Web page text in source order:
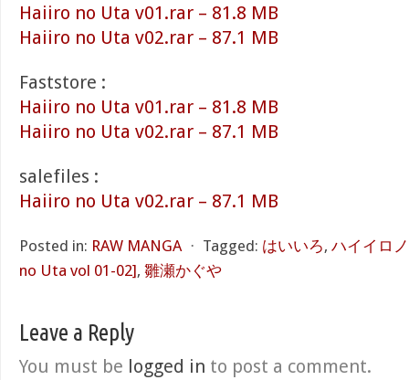
Haiiro no Uta v01.rar – 81.8 MB
Haiiro no Uta v02.rar – 87.1 MB
Faststore :
Haiiro no Uta v01.rar – 81.8 MB
Haiiro no Uta v02.rar – 87.1 MB
salefiles :
Haiiro no Uta v02.rar – 87.1 MB
Posted in: RAW MANGA ⋅ Tagged: はいいろ, ハイイロ
no Uta vol 01-02], 雛瀬かぐや
Leave a Reply
You must be logged in to post a comment.